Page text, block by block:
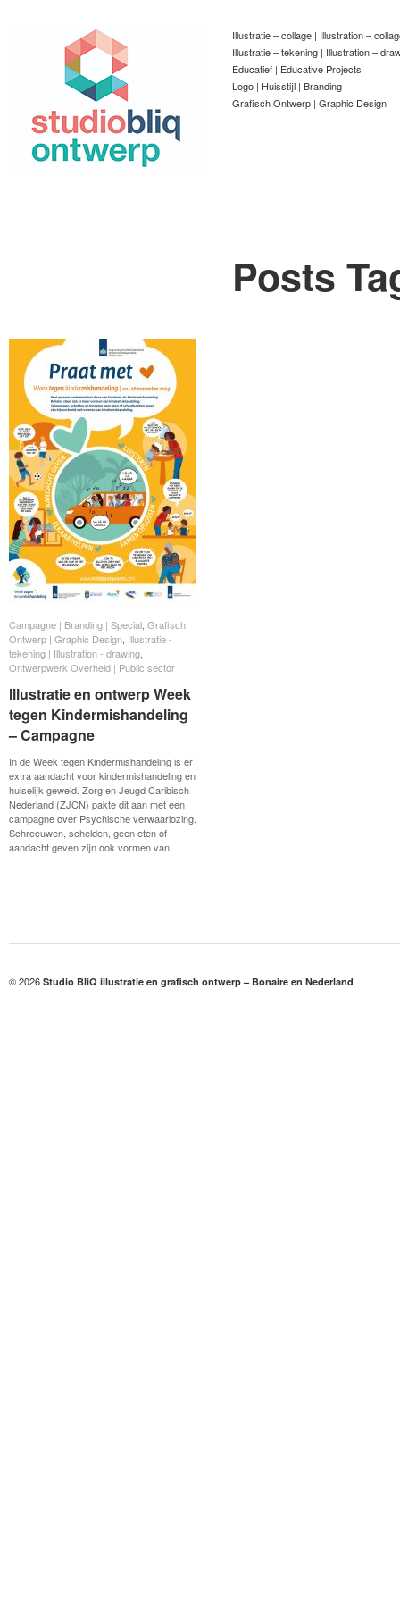
Illustratie – collage | Illustration –
Illustratie – tekening | Illustration –
Educatief | Educative Projects
Logo | Huisstijl | Branding
Grafisch Ontwerp | Graphic Design
Posts
Campagne | Branding | Special Grafisch
Ontwerp | Graphic Design Illustratie -
tekening | Illustration - drawing
Ontwerpwerk Overheid | Public sector
lllustratie en ontwerp Week
tegen Kindermishandeling
– Campagne
In de Week tegen Kindermishandeling is er
extra aandacht voor kindermishandeling en
huiselijk geweld. Zorg en Jeugd Caribisch
Nederland (ZJCN) pakte dit aan met een
campagne over Psychische verwaarlozing.
Schreeuwen, schelden, geen eten of
aandacht geven zijn ook vormen van
Campagne | Branding | Special Grafisch
Ontwerp | Graphic Design Illustratie -
tekening | Illustration - drawing
Ontwerpwerk Overheid | Public sector
lllustratie en ontwerp Week
tegen Kindermishandeling
– Campagne
© 2026 Studio BliQ illustratie en grafisch ontwerp – Bonaire en Nederland